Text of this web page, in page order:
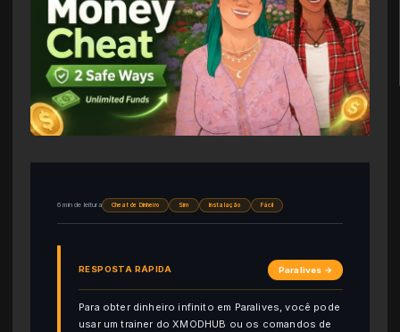
6 min de leitura Cheat de Dinheiro Sim Instalação Fácil
RESPOSTA RÁPIDA Paralives →
Para obter dinheiro infinito em Paralives, você pode
usar um trainer do XMODHUB ou os comandos de